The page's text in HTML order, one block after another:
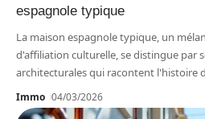
espagnole typique
La maison espagnole typique, un
d'affiliation culturelle, se distingue par
architecturales qui racontent l'histoire
Immo 04/03/2026